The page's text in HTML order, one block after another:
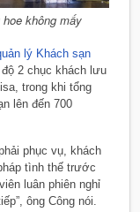
không mấy
lý Khách sạn
2 chục khách lưu
trong khi tổng
lên đến 700
phục vụ, khách
tình thế trước
luân phiên nghỉ
ông Công nói.